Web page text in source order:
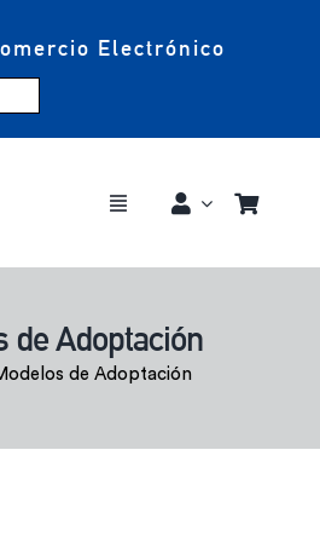
Electrónico
Toggle
de Adoptación
de Adoptación